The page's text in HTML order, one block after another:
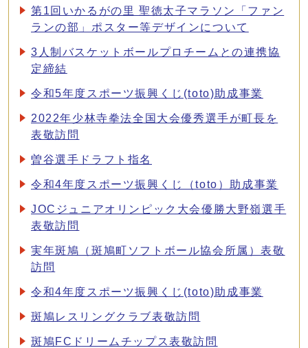
第1回いかるがの里 聖徳太子マラソン「ファン
ランの部」ポスター等デザインについて
3人制バスケットボールプロチームとの連携協
定締結
令和5年度スポーツ振興くじ(toto)助成事業
2022年少林寺拳法全国大会優秀選手が町長を
表敬訪問
曽谷選手ドラフト指名
令和4年度スポーツ振興くじ（toto）助成事業
JOCジュニアオリンピック大会優勝大野嶺選手
表敬訪問
実年斑鳩（斑鳩町ソフトボール協会所属）表敬
訪問
令和4年度スポーツ振興くじ(toto)助成事業
斑鳩レスリングクラブ表敬訪問
斑鳩FCドリームチップス表敬訪問